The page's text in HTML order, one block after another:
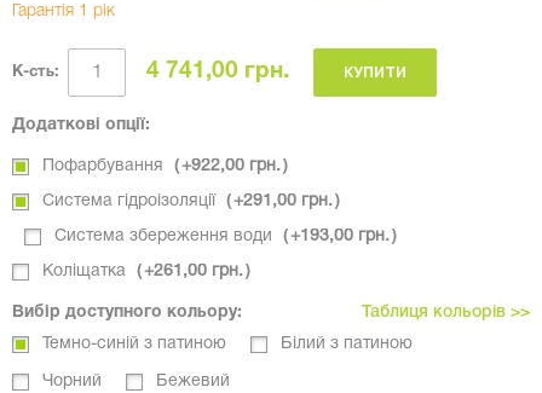
Гарантія 1 рік
К-сть: 4 741,00 грн. КУПИТИ
Додаткові опції:
Пофарбування +922,00 грн.
Система гідроізоляції +291,00 грн.
Система збереження води +193,00 грн.
Коліщатка +261,00 грн.
Вибір доступного кольору:
Таблиця кольорів >>
Темно-синій з патиною
Білий з патиною
Чорний Бежевий